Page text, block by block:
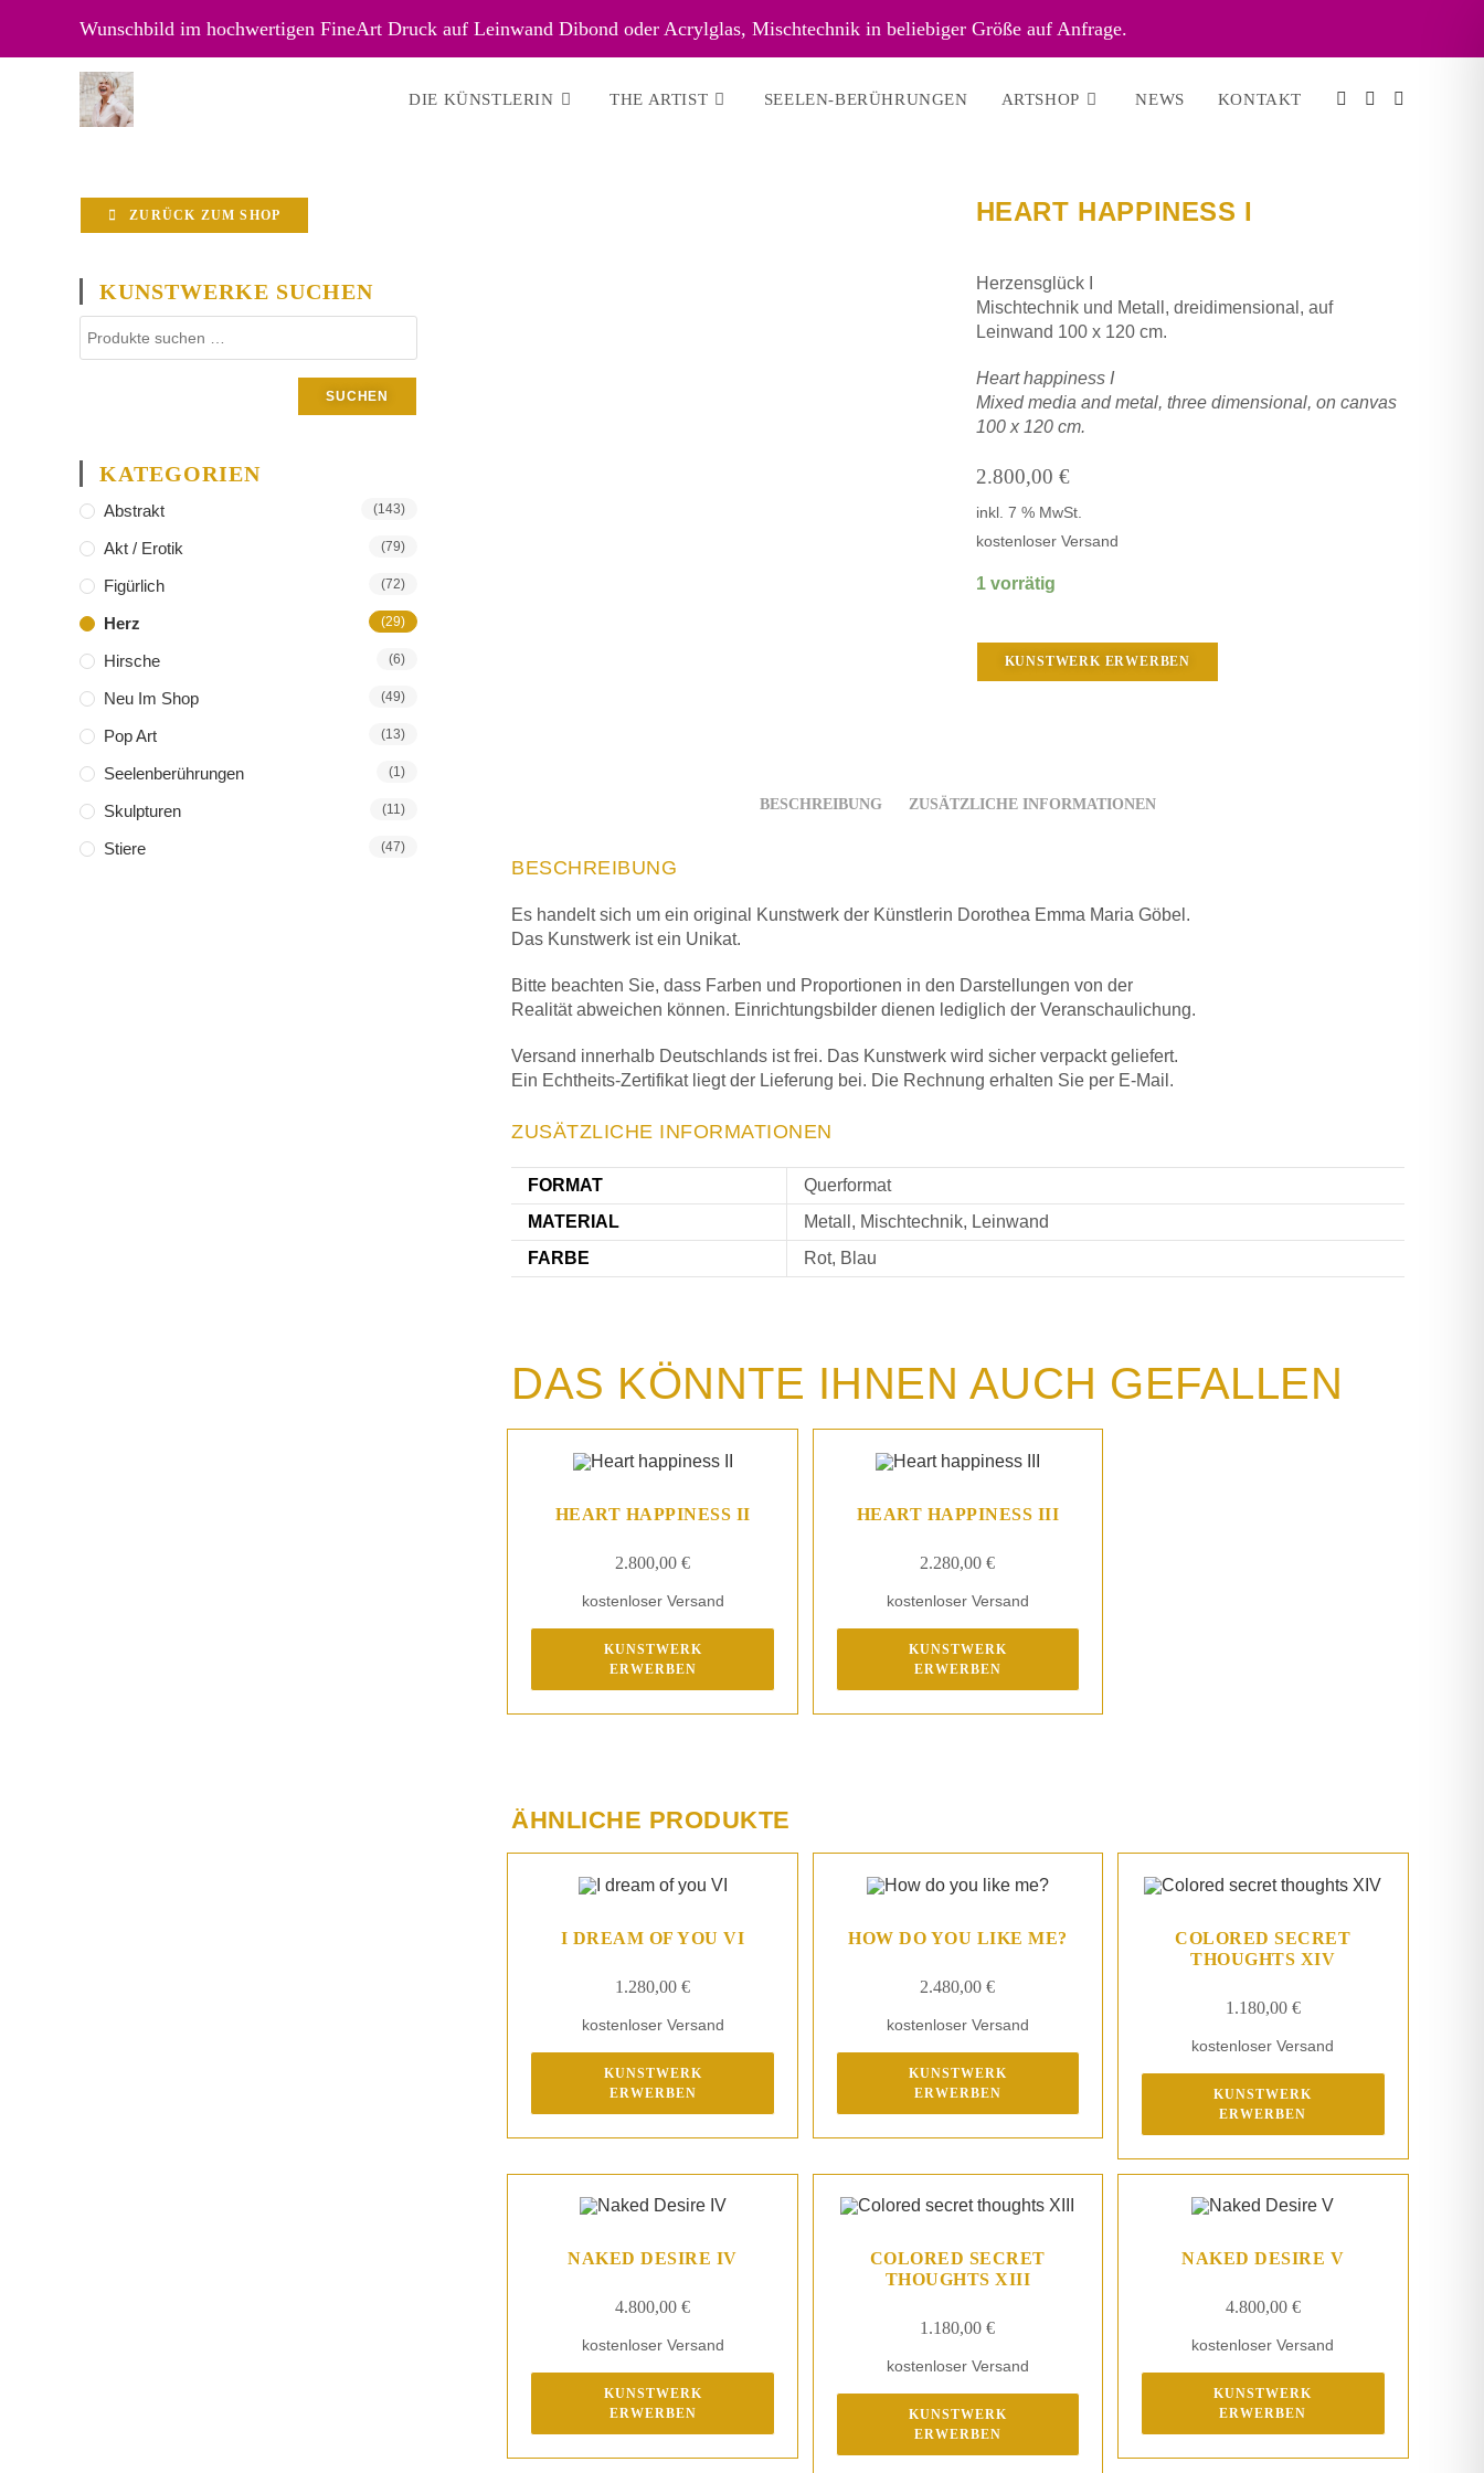
Wunschbild im hochwertigen FineArt Druck auf Leinwand Dibond oder Acrylglas, Mischtechnik in beliebiger Größe auf Anfrage.
DIE KÜNSTLERIN THE ARTIST SEELEN-BERÜHRUNGEN ARTSHOP NEWS KONTAKT
HEART HAPPINESS I
Herzensglück I
Mischtechnik und Metall, dreidimensional, auf
Leinwand 100 x 120 cm.
Heart happiness I
Mixed media and metal, three dimensional, on canvas
100 x 120 cm.
2.800,00 €
inkl. 7 % MwSt.
kostenloser Versand
1 vorrätig
KUNSTWERK ERWERBEN
BESCHREIBUNG ZUSÄTZLICHE INFORMATIONEN
BESCHREIBUNG
Es handelt sich um ein original Kunstwerk der Künstlerin Dorothea Emma Maria Göbel.
Das Kunstwerk ist ein Unikat.
Bitte beachten Sie, dass Farben und Proportionen in den Darstellungen von der
Realität abweichen können. Einrichtungsbilder dienen lediglich der Veranschaulichung.
Versand innerhalb Deutschlands ist frei. Das Kunstwerk wird sicher verpackt geliefert.
Ein Echtheits-Zertifikat liegt der Lieferung bei. Die Rechnung erhalten Sie per E-Mail.
ZUSÄTZLICHE INFORMATIONEN
FORMAT
Querformat
MATERIAL
Metall, Mischtechnik, Leinwand
FARBE
Rot, Blau
DAS KÖNNTE IHNEN AUCH GEFALLEN
HEART HAPPINESS II
2.800,00€
kostenloser Versand
KUNSTWERK
ERWERBEN
HEART HAPPINESS III
2.280,00€
kostenloser Versand
KUNSTWERK
ERWERBEN
ÄHNLICHE PRODUKTE
I DREAM OF YOU VI
1.280,00€
kostenloser Versand
KUNSTWERK
ERWERBEN
HOW DO YOU LIKE ME?
2.480,00€
kostenloser Versand
KUNSTWERK
ERWERBEN
COLORED SECRET
THOUGHTS XIV
1.180,00 €
kostenloser Versand
KUNSTWERK
ERWERBEN
NAKED DESIRE IV
4.800,00€
kostenloser Versand
KUNSTWERK
ERWERBEN
COLORED SECRET
THOUGHTS XIII
1.180,00€
kostenloser Versand
KUNSTWERK
ERWERBEN
NAKED DESIRE V
4.800,00 €
kostenloser Versand
KUNSTWERK
ERWERBEN
ZURÜCK ZUM SHOP
KUNSTWERKE SUCHEN
SUCHEN
KATEGORIEN
Abstrakt (143)
Akt / Erotik (79)
Figürlich (72)
Herz (29)
Hirsche (6)
Neu Im Shop (49)
Pop Art (13)
Seelenberührungen (1)
Skulpturen (11)
Stiere (47)